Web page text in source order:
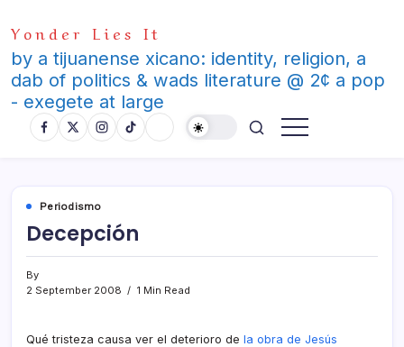
to
content
Yonder Lies It
by a tijuanense xicano: identity, religion, a
dab of politics & wads literature @ 2¢ a pop
- exegete at large
Periodismo
Decepción
By
2 September 2008
1 Min Read
Qué tristeza causa ver el deterioro de la obra de Jesús